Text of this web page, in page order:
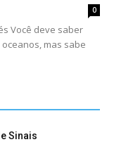
0
Você deve saber
mas sabe
Sinais